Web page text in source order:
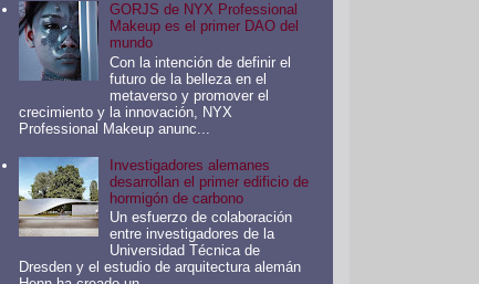
GORJS de NYX Professional
Makeup es el primer DAO del
mundo
Con la intención de definir el
futuro de la belleza en el
metaverso y promover el
crecimiento y la innovación, NYX
Professional Makeup anunc...
Investigadores alemanes
desarrollan el primer edificio de
hormigón de carbono
Un esfuerzo de colaboración
entre investigadores de la
Universidad Técnica de
Dresden y el estudio de arquitectura alemán